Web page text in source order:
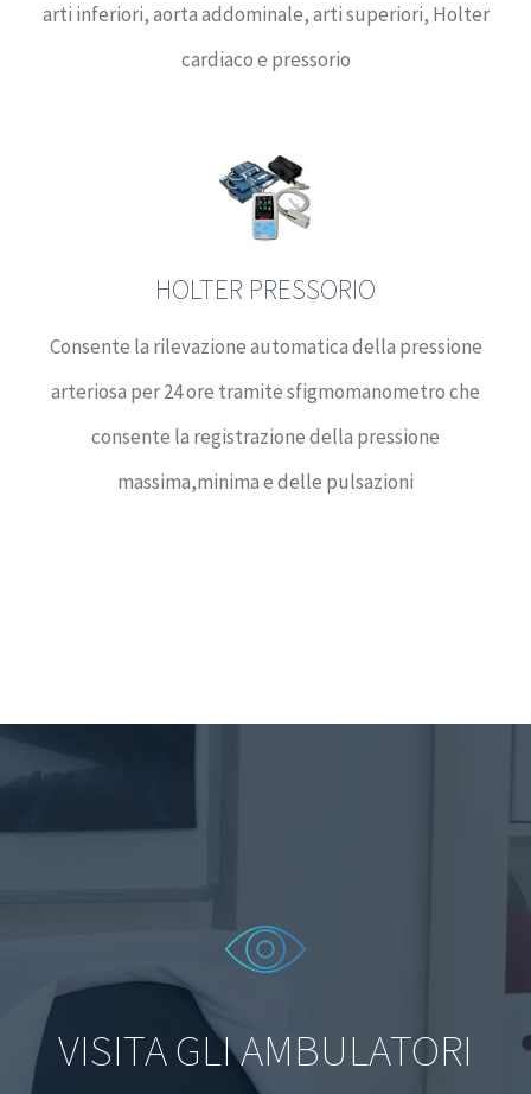
arti inferiori, aorta addominale, arti superiori, Holter
cardiaco e pressorio
HOLTER PRESSORIO
Consente la rilevazione automatica della pressione
arteriosa per 24 ore tramite sfigmomanometro che
consente la registrazione della pressione
massima,minima e delle pulsazioni
VISITA GLI AMBULATORI